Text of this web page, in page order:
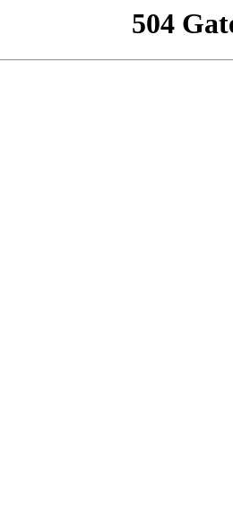
504